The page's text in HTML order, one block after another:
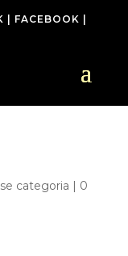
FACEBOOK
categoria | 0